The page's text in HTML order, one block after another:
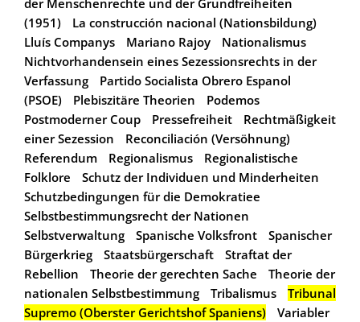
(1951)
La construcción nacional (Nationsbildung)
Lluís Companys
Mariano Rajoy
Nationalismus
Nichtvorhandensein eines Sezessionsrechts in der
Verfassung
Partido Socialista Obrero Espanol
(PSOE)
Plebiszitäre Theorien
Podemos
Postmoderner Coup
Pressefreiheit
Rechtmäßigkeit
einer Sezession
Reconciliación (Versöhnung)
Referendum
Regionalismus
Regionalistische
Folklore
Schutz der Individuen und Minderheiten
Schutzbedingungen für die Demokratiee
Selbstbestimmungsrecht der Nationen
Selbstverwaltung
Spanische Volksfront
Spanischer
Bürgerkrieg
Staatsbürgerschaft
Straftat der
Rebellion
Theorie der gerechten Sache
Theorie der
nationalen Selbstbestimmung
Tribalismus
Tribunal
Supremo (Oberster Gerichtshof Spaniens)
Variabler